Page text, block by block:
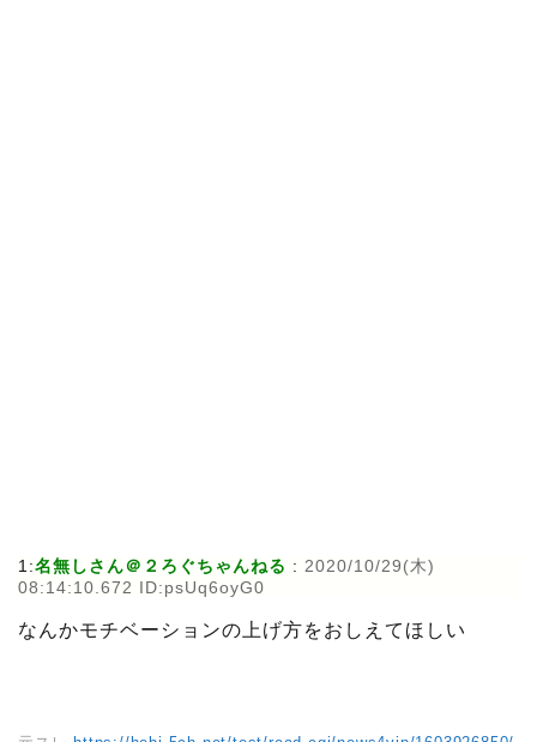
1:名無しさん＠２ろぐちゃんねる : 2020/10/29(木)
08:14:10.672 ID:psUq6oyG0
なんかモチベーションの上げ方をおしえてほしい